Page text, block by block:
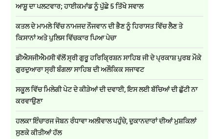
ਆਸ਼ੂ ਦਾ ਪਲਟਵਾਰ; ਹਾਈਕਮਾਂਡ ਨੂੰ ਪੁੱਛੇ 5 ਤਿੱਖੇ ਸਵਾਲ
ਕਤਲ ਦੇ ਮਾਮਲੇ ਵਿੱਚ ਨਾਮਜਦ ਨੌਜਵਾਨ ਦੀ ਭੈਣ ਨੂੰ ਹਿਰਾਸਤ ਵਿੱਚ ਲੈਣ ਤੇ
ਕਿਸਾਨਾਂ ਅਤੇ ਪੁਲਿਸ ਵਿੱਚਕਾਰ ਪਿਆ ਪੇਚਾ
ਡੀਐਸਜੀਐਮਸੀ ਵੱਲੋਂ ਸ੍ਰੀ ਗੁਰੂ ਹਰਿਕ੍ਰਿਸ਼ਨ ਸਾਹਿਬ ਜੀ ਦੇ ਪ੍ਰਕਾਸ਼ ਪੁਰਬ ਮੌਕੇ
ਗੁਰਦੁਆਰਾ ਸ੍ਰੀ ਬੰਗਲਾ ਸਾਹਿਬ ਦੀ ਅਲੌਕਿਕ ਸਜਾਵਟ
ਸਕੂਲ ਵਿੱਚ ਮਿਲੇਗੀ ਪੇਟ ਦੇ ਕੀੜੇਆਂ ਦੀ ਦਵਾਈ, ਇਸ ਲਈ ਬੱਚਿਆਂ ਦੀ ਛੁੱਟੀ ਨਾ
ਕਰਵਾਉਣਾ
ਹਲਕਾ ਇੰਚਾਰਜ ਜੋਬਨ ਰੰਧਾਵਾ ਅਲੀਵਾਲ ਪਹੁੰਚੇ, ਦੁਕਾਨਦਾਰਾਂ ਦੀਆਂ ਮੁਸ਼ਕਿਲਾਂ
ਸੁਣਕੇ ਕੀਤੀਆਂ ਹੱਲ